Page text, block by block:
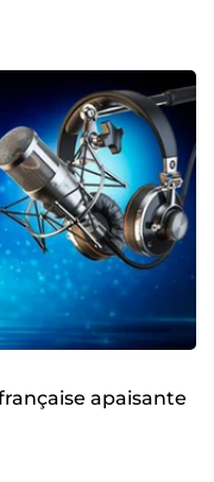
apaisante